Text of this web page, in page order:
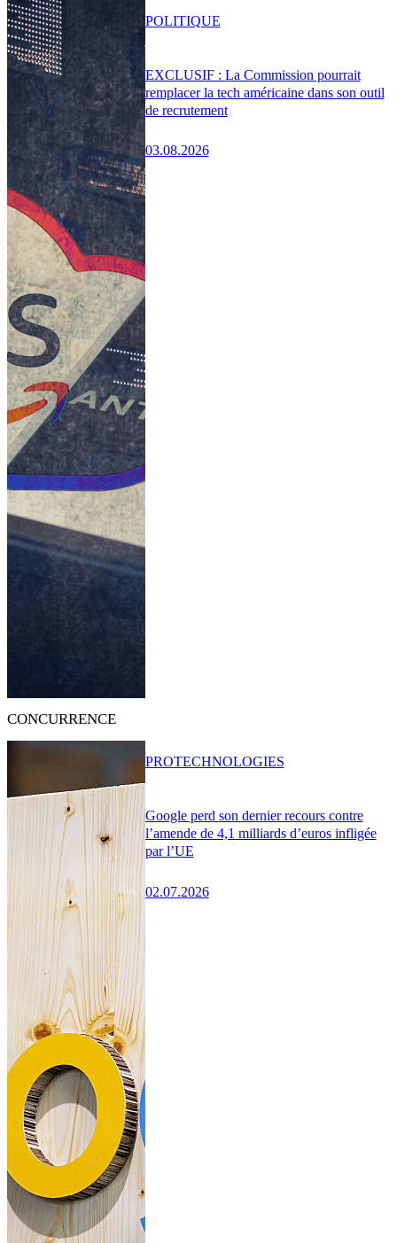
EXCLUSIF : La Commission pourrait
remplacer la tech américaine dans son outil
de recrutement
03.08.2026
POLITIQUE
CONCURRENCE
Google perd son dernier recours contre
l’amende de 4,1 milliards d’euros infligée
par l’UE
02.07.2026
PROTECHNOLOGIES